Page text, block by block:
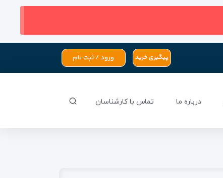
پیگیری خرید ورود / ثبت نام
درباره ما تماس با کارشناسان